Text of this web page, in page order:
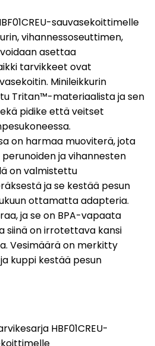
sauvasekoittimelle
vihannessoseuttimen,
asettaa
tarvikkeet ovat
Minileikkurin
Tritan™-materiaalista ja sen
pidike että veitset
on harmaa muoviterä, jota
ja vihannesten
on valmistettu
ja se kestää pesun
ottamatta adapteria.
ja se on BPA-vapaata
siinä on irrotettava kansi
Vesimäärä on merkitty
kuppi kestää pesun
HBF01CREU-